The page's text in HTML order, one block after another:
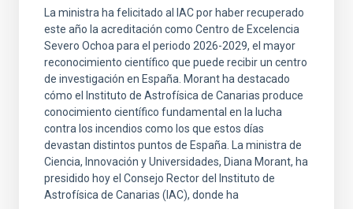
La ministra ha felicitado al IAC por haber recuperado
este año la acreditación como Centro de Excelencia
Severo Ochoa para el periodo 2026-2029, el mayor
reconocimiento científico que puede recibir un centro
de investigación en España. Morant ha destacado
cómo el Instituto de Astrofísica de Canarias produce
conocimiento científico fundamental en la lucha
contra los incendios como los que estos días
devastan distintos puntos de España. La ministra de
Ciencia, Innovación y Universidades, Diana Morant, ha
presidido hoy el Consejo Rector del Instituto de
Astrofísica de Canarias (IAC), donde ha